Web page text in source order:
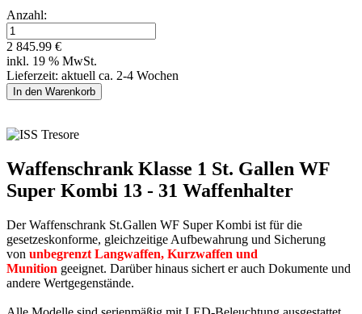
Anzahl:
2 845.99 €
inkl. 19 % MwSt.
Lieferzeit: aktuell ca. 2-4 Wochen
Waffenschrank Klasse 1 St. Gallen WF
Super Kombi 13 - 31 Waffenhalter
Der Waffenschrank St.Gallen WF Super Kombi ist für die
gesetzeskonforme, gleichzeitige Aufbewahrung und Sicherung
von unbegrenzt Langwaffen, Kurzwaffen und
Munition geeignet. Darüber hinaus sichert er auch Dokumente und
andere Wertgegenstände.